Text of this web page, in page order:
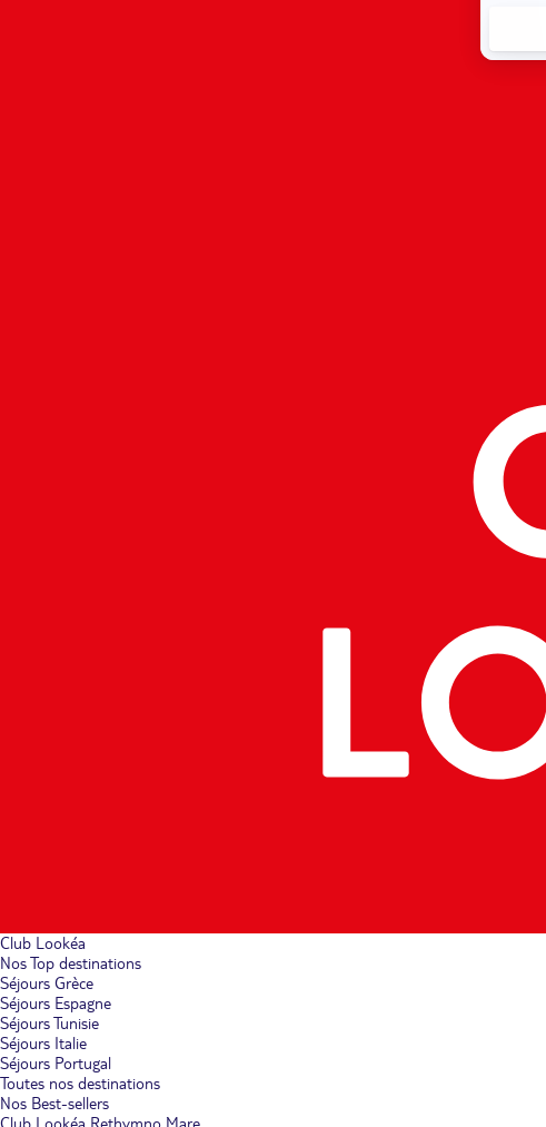
Club Lookéa
Nos Top destinations
Séjours Grèce
Séjours Espagne
Séjours Tunisie
Séjours Italie
Séjours Portugal
Toutes nos destinations
Nos Best-sellers